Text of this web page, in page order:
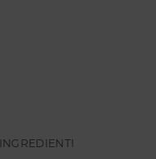
INGREDIENTI